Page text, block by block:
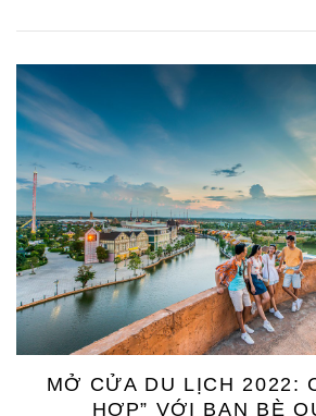
MỞ CỬA DU LỊCH 2022:
HỢP” VỚI BẠN BÈ